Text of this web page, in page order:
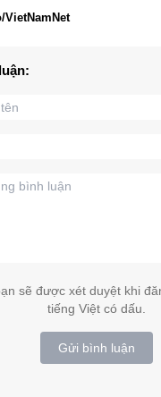
VietNamNet
sẽ được xét duyệt khi
tiếng Việt có dấu.
Gửi bình luận